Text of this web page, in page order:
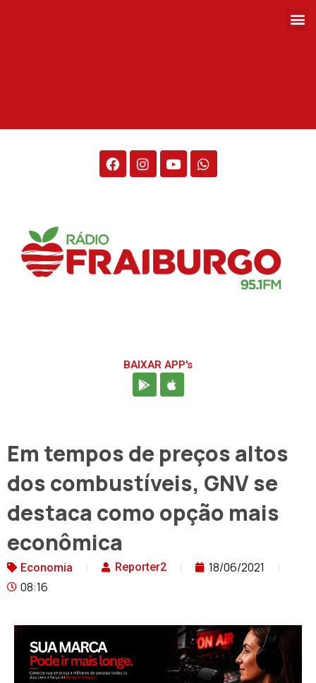
BAIXAR APP's
Em tempos de preços altos
dos combustíveis, GNV se
destaca como opção mais
econômica
Economia Reporter2
18/06/2021
08:16